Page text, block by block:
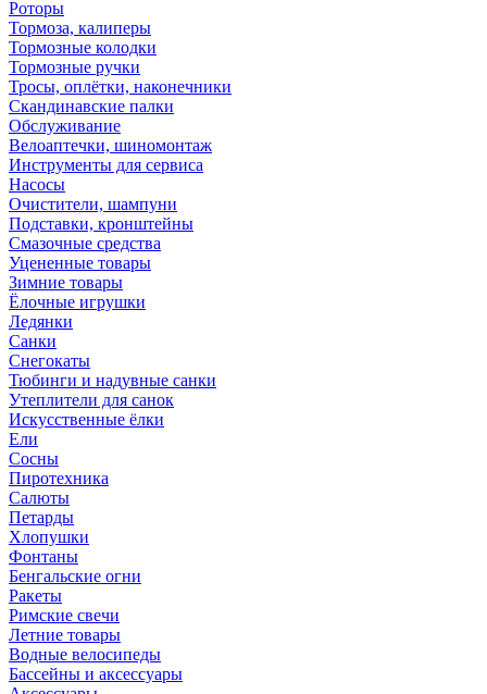
Роторы
Тормоза, калиперы
Тормозные колодки
Тормозные ручки
Тросы, оплётки, наконечники
Скандинавские палки
Обслуживание
Велоаптечки, шиномонтаж
Инструменты для сервиса
Насосы
Очистители, шампуни
Подставки, кронштейны
Смазочные средства
Уцененные товары
Зимние товары
Ёлочные игрушки
Ледянки
Санки
Снегокаты
Тюбинги и надувные санки
Утеплители для санок
Искусственные ёлки
Ели
Сосны
Пиротехника
Салюты
Петарды
Хлопушки
Фонтаны
Бенгальские огни
Ракеты
Римские свечи
Летние товары
Водные велосипеды
Бассейны и аксессуары